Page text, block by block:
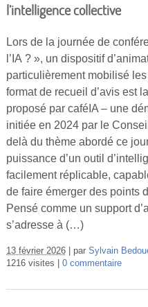
l’intelligence collective
Lors de la journée de
l’IA ? », un dispositif
particulièrement mobilisé
format de recueil d’avis est
proposé par caféIA – une
initiée en 2024 par le
delà du thème abordé ce
puissance d’un outil
facilement réplicable,
de faire émerger des points
Pensé comme un support
s’adresse à (…)
13 février 2026 par Sylvain
1216 visites
0 commentaire